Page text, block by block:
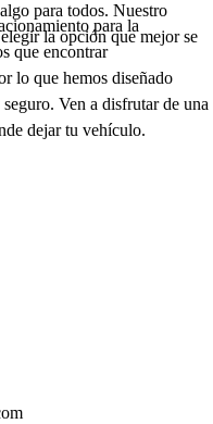
para todos. Nuestro
la opción que mejor se
para la
que encontrar
lo que hemos diseñado
Ven a disfrutar de una
dejar tu vehículo.